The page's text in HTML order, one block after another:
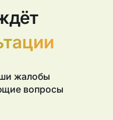
жалобы
вопросы